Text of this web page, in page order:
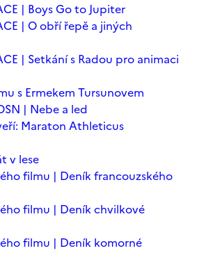
| Boys Go to Jupiter
| O obří řepě a jiných
| Setkání s Radou pro animaci
s Ermekem Tursunovem
| Nebe a led
Maraton Athleticus
v lese
filmu | Deník francouzského
filmu | Deník chvilkové
filmu | Deník komorné